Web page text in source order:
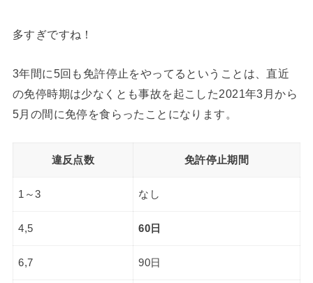
多すぎですね！
3年間に5回も免許停止をやってるということは、直近
の免停時期は少なくとも事故を起こした2021年3月から
5月の間に免停を食らったことになります。
違反点数 免許停止期間
1～3 なし
4,5 60日
6,7 90日